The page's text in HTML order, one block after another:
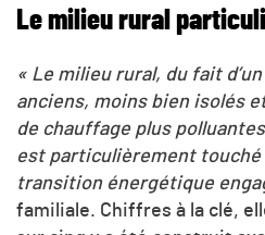
Le milieu rural
« Le milieu rural, du fait
anciens, moins bien isolés
de chauffage plus
est particulièrement touché
transition énergétique
familiale. Chiffres à la clé,